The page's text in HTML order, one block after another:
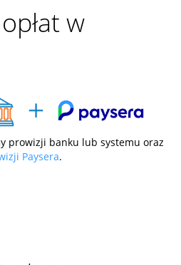
w
prowizji banku lub systemu oraz
Paysera.